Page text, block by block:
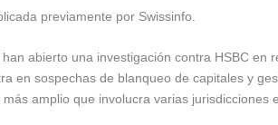
previamente por Swissinfo.
abierto una investigación contra HSBC
en sospechas de blanqueo de capitales y
amplio que involucra varias jurisdicciones